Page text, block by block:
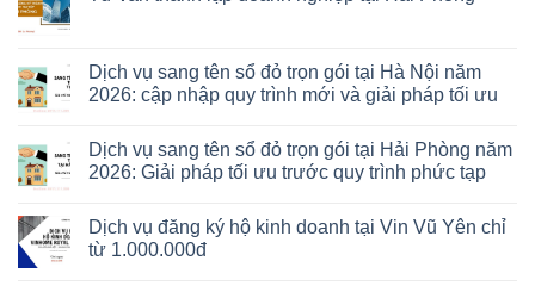
Dịch vụ sang tên sổ đỏ trọn gói tại Hà Nội năm
2026: cập nhập quy trình mới và giải pháp tối ưu
Dịch vụ sang tên sổ đỏ trọn gói tại Hải Phòng năm
2026: Giải pháp tối ưu trước quy trình phức tạp
Dịch vụ đăng ký hộ kinh doanh tại Vin Vũ Yên chỉ
từ 1.000.000đ